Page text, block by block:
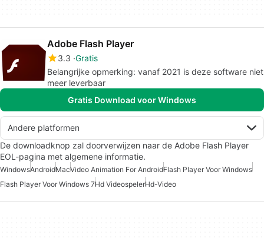
Adobe Flash Player
3.3 Gratis
Belangrijke opmerking: vanaf 2021 is deze software niet
meer leverbaar
Gratis Download voor Windows
Andere platformen
De downloadknop zal doorverwijzen naar de Adobe Flash Player
EOL-pagina met algemene informatie.
WindowsAndroidMacVideo Animation For AndroidFlash Player Voor Windows
Flash Player Voor Windows 7Hd VideospelerHd-Video